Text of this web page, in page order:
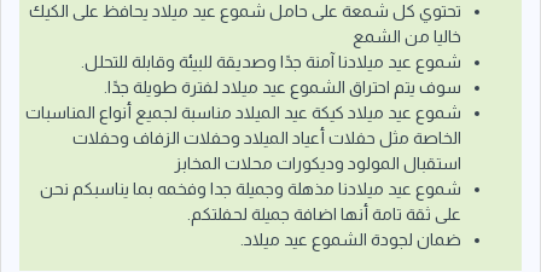
تحتوي كل شمعة على حامل شموع عيد ميلاد يحافظ على الكيك
خاليا من الشمع
شموع عيد ميلادنا آمنة جدًا وصديقة للبيئة وقابلة للتحلل.
سوف يتم احتراق الشموع عيد ميلاد لفترة طويلة جدًا.
شموع عيد ميلاد كيكة عيد الميلاد مناسبة لجميع أنواع المناسبات
الخاصة مثل حفلات أعياد الميلاد وحفلات الزفاف وحفلات
استقبال المولود وديكورات محلات المخابز
شموع عيد ميلادنا مذهلة وجميلة جدا وفخمه بما يناسبكم نحن
على ثقة تامة أنها اضافة جميلة لحفلتكم.
ضمان لجودة الشموع عيد ميلاد.